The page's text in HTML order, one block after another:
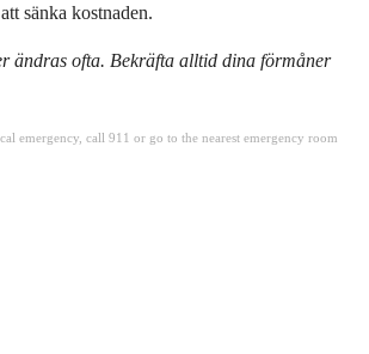
sänka kostnaden.
ändras ofta. Bekräfta alltid dina förmåner
emergency, call 911 or go to the nearest emergency room